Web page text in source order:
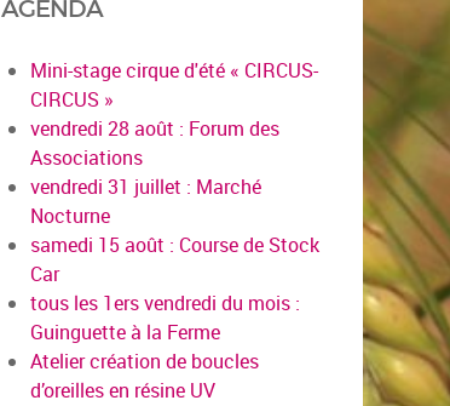
AGENDA
Mini-stage cirque d'été « CIRCUS-
CIRCUS »
vendredi 28 août : Forum des
Associations
vendredi 31 juillet : Marché
Nocturne
samedi 15 août : Course de Stock
Car
tous les 1ers vendredi du mois :
Guinguette à la Ferme
Atelier création de boucles
d’oreilles en résine UV